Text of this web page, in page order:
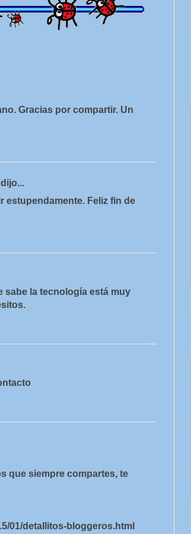
Gracias por compartir. Un
dijo...
estupendamente. Feliz fin de
sabe la tecnología está muy
que siempre compartes, te
01/detallitos-bloggeros.html